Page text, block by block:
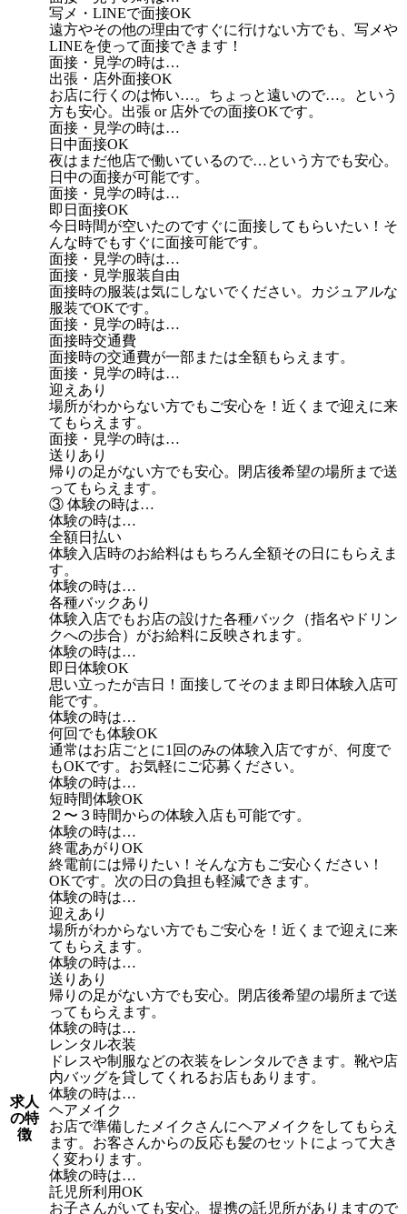
求人
の特
徴
写メ・LINEで面接OK
遠方やその他の理由ですぐに行けない方でも、写メや
LINEを使って面接できます！
面接・見学の時は…
出張・店外面接OK
お店に行くのは怖い…。ちょっと遠いので…。という
方も安心。出張 or 店外での面接OKです。
面接・見学の時は…
日中面接OK
夜はまだ他店で働いているので…という方でも安心。
日中の面接が可能です。
面接・見学の時は…
即日面接OK
今日時間が空いたのですぐに面接してもらいたい！そ
んな時でもすぐに面接可能です。
面接・見学の時は…
面接・見学服装自由
面接時の服装は気にしないでください。カジュアルな
服装でOKです。
面接・見学の時は…
面接時交通費
面接時の交通費が一部または全額もらえます。
面接・見学の時は…
迎えあり
場所がわからない方でもご安心を！近くまで迎えに来
てもらえます。
面接・見学の時は…
送りあり
帰りの足がない方でも安心。閉店後希望の場所まで送
ってもらえます。
③ 体験の時は…
体験の時は…
全額日払い
体験入店時のお給料はもちろん全額その日にもらえま
す。
体験の時は…
各種バックあり
体験入店でもお店の設けた各種バック（指名やドリン
クへの歩合）がお給料に反映されます。
体験の時は…
即日体験OK
思い立ったが吉日！面接してそのまま即日体験入店可
能です。
体験の時は…
何回でも体験OK
通常はお店ごとに1回のみの体験入店ですが、何度で
もOKです。お気軽にご応募ください。
体験の時は…
短時間体験OK
２〜３時間からの体験入店も可能です。
体験の時は…
終電あがりOK
終電前には帰りたい！そんな方もご安心ください！
OKです。次の日の負担も軽減できます。
体験の時は…
迎えあり
場所がわからない方でもご安心を！近くまで迎えに来
てもらえます。
体験の時は…
送りあり
帰りの足がない方でも安心。閉店後希望の場所まで送
ってもらえます。
体験の時は…
レンタル衣装
ドレスや制服などの衣装をレンタルできます。靴や店
内バッグを貸してくれるお店もあります。
体験の時は…
ヘアメイク
お店で準備したメイクさんにヘアメイクをしてもらえ
ます。お客さんからの反応も髪のセットによって大き
く変わります。
体験の時は…
託児所利用OK
お子さんがいても安心。提携の託児所がありますので